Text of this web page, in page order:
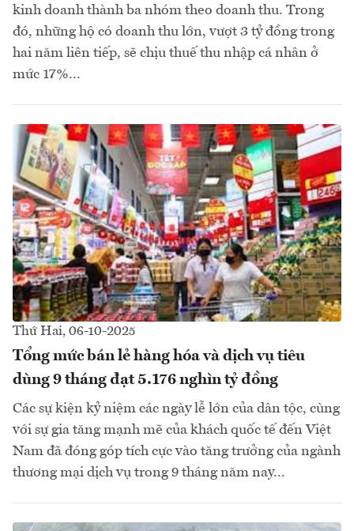
kinh doanh thành ba nhóm theo doanh thu. Trong
đó, những hộ có doanh thu lớn, vượt 3 tỷ đồng trong
hai năm liên tiếp, sẽ chịu thuế thu nhập cá nhân ở
mức 17%...
Thứ Hai, 06-10-2025
Tổng mức bán lẻ hàng hóa và dịch vụ tiêu
dùng 9 tháng đạt 5.176 nghìn tỷ đồng
Các sự kiện kỷ niệm các ngày lễ lớn của dân tộc, cùng
với sự gia tăng mạnh mẽ của khách quốc tế đến Việt
Nam đã đóng góp tích cực vào tăng trưởng của ngành
thương mại dịch vụ trong 9 tháng năm nay...